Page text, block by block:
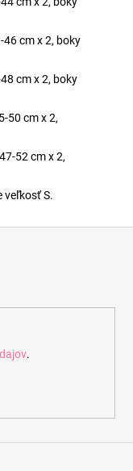
cm x 2, boky
cm x 2, boky
50 cm x 2,
52 cm x 2,
veľkosť S.
.